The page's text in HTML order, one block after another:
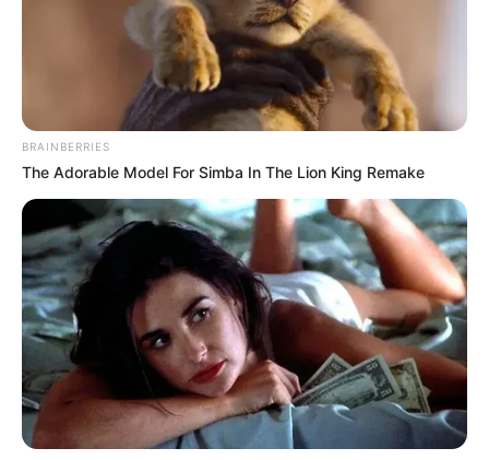
Carne molida de res y/o cerdo (si
te gusta el cerdo, puedes usarlo)
Cebolla
Ajo
Jitomate
Manzana
Pera
Durazno
Pasas
Almendras
Aceite
BRAINBERRIES
The Adorable Model For Simba In The Lion King Remake